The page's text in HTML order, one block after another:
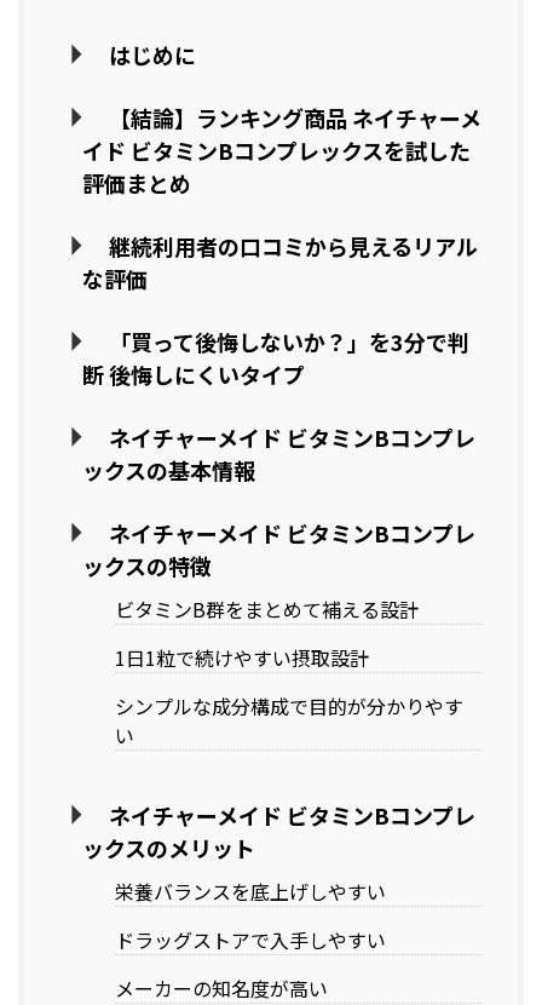
はじめに
【結論】ランキング商品 ネイチャーメ
イド ビタミンBコンプレックスを試した
評価まとめ
継続利用者の口コミから見えるリアル
な評価
「買って後悔しないか？」を3分で判
断 後悔しにくいタイプ
ネイチャーメイド ビタミンBコンプレ
ックスの基本情報
ネイチャーメイド ビタミンBコンプレ
ックスの特徴
ビタミンB群をまとめて補える設計
1日1粒で続けやすい摂取設計
シンプルな成分構成で目的が分かりやす
い
ネイチャーメイド ビタミンBコンプレ
ックスのメリット
栄養バランスを底上げしやすい
ドラッグストアで入手しやすい
メーカーの知名度が高い